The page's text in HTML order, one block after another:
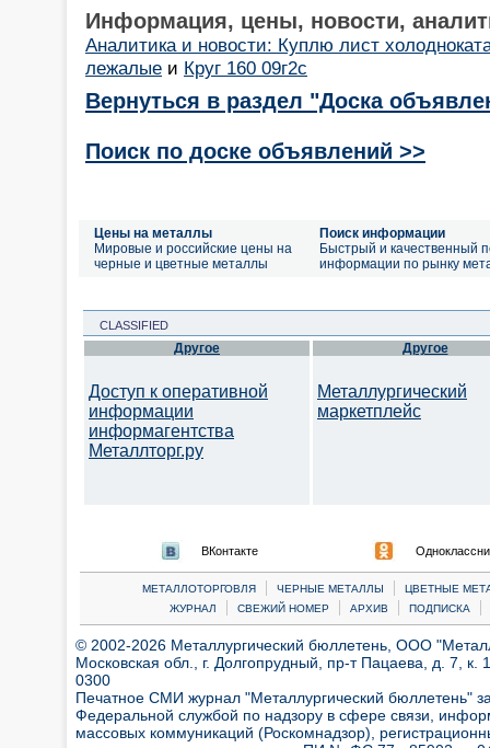
Информация, цены, новости,
Аналитика и новости: Куплю лист
лежалые и Круг 160 09г2с
Вернуться в раздел "Доска
Поиск по доске объявлений >>
Цены на металлы
Мировые и российские цены на
черные и цветные металлы
Поиск информации
Быстрый и качественный
информации по рынку
CLASSIFIED
Другое
Доступ к оперативной
информации
информагентства
Металлторг.ру
Другое
Металлургический
маркетплейс
ВКонтакте
МЕТАЛЛОТОРГОВЛЯ | ЧЕРНЫЕ МЕТАЛЛЫ |
ЦВЕТНЫЕ
ЖУРНАЛ
| СВЕЖИЙ НОМЕР | АРХИВ | ПОДПИСКА |
© 2002-2026 Металлургический бюллетень, ООО
Московская обл., г. Долгопрудный, пр-т Пацаева, д. 7,
0300
Печатное СМИ журнал "Металлургический бюллетень"
Федеральной службой по надзору в сфере связи,
массовых коммуникаций (Роскомнадзор),